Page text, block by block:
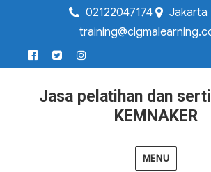
02122047174
Jakarta
Jasa pelatihan dan
KEMNAKER
MENU